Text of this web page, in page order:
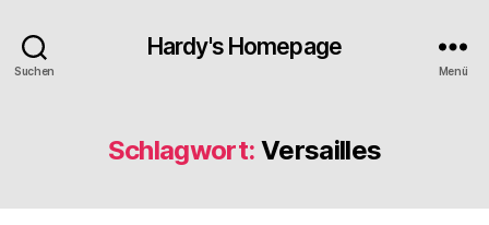
Suchen
Hardy's Homepage
Menü
Schlagwort: Versailles